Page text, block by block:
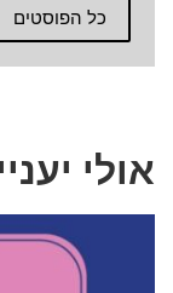
כל הפוסטים
אולי